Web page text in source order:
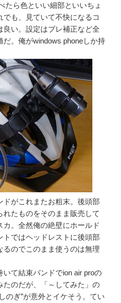
たら色といい細部といいちょ
も、見ていて不快になるコ
良い。設定はブレ補正など全
だ。俺がwindows phoneしか持
がこれまたお粗末。後頭部
たものをそのまま販売して
。全然俺の絶壁にホールド
トではヘッドレストに後頭部
るのでこのまま使うのは無理
て結束バンドでion air proの
たのだが、「～してみた」の
のぎ”が意外とイケそう。てい